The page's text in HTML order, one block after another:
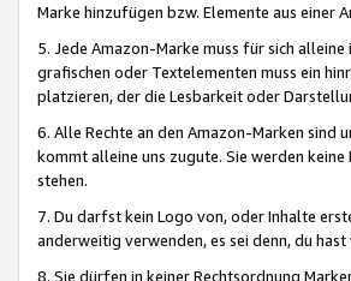
Marke hinzufügen bzw. Elemente aus einer
5. Jede Amazon-Marke muss für sich
grafischen oder Textelementen muss ein
platzieren, der die Lesbarkeit oder
6. Alle Rechte an den Amazon-Marken sind
kommt alleine uns zugute. Sie werden
stehen.
7. Du darfst kein Logo von, oder Inhalte
anderweitig verwenden, es sei denn, du
8. Sie dürfen in keiner Rechtsordnung